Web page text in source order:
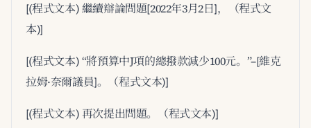
[(程式文本) 繼續辯論問題[2022年3月2日]，（程式文
本)]
[(程式文本) “將預算中J項的總撥款減少100元。”–[維克
拉姆·奈爾議員]。（程式文本)]
[(程式文本) 再次提出問題。（程式文本)]